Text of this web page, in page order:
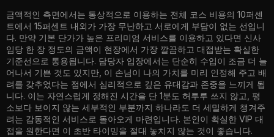
금액적인 측면에서는 통상적으로 이용하는 전체 코스 비용의 10퍼센
트에서 15퍼센트 내외가 가장 무난하고 서로에게 부담이 없는 선입니
다. 만약 기본 단가가 높은 프리미엄 서비스를 이용하고 있다면 신사
임당 한 장 정도의 금액이 현장에서 가장 깔끔하고 대접받는 확실한
기준선으로 통용됩니다. 담당자 입장에서는 단순히 수입이 조금 더 늘
어나서 기쁜 것도 있지만, 이 손님이 나의 가치를 미리 인정해 주고 배
려를 갖추었다는 점에서 심리적으로 깊은 유대감과 존중을 느끼게 됩
니다. 이는 자연스럽게 정해진 시간을 단 1분도 허투루 쓰지 않고, 평
소보다 보이지 않는 세부적인 부분까지 하나라도 더 세밀하게 챙겨주
려는 감동적인 서비스로 돌아오게 마련입니다. 본인이 확실한 VIP 대
접을 원한다면 이 초반 타이밍을 절대 놓치지 않는 것이 좋습니다.